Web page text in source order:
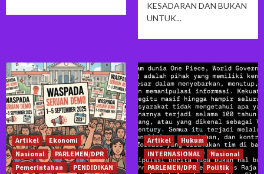
KESADARAN DAN BUKAN
UNTUK...
Artikel
Ekonomi
Nasional
PARLEMEN/DPR
Pemerintahan
PENDIDIKAN
Artikel
Hukum
INTERNASIONAL
Nasional
PARLEMEN/DPR
Politik